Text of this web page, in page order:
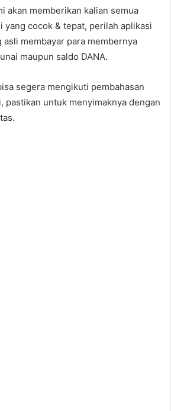
akan memberikan kalian semua
yang cocok & tepat, perilah aplikasi
asli membayar para membernya
maupun saldo DANA.
segera mengikuti pembahasan
pastikan untuk menyimaknya dengan